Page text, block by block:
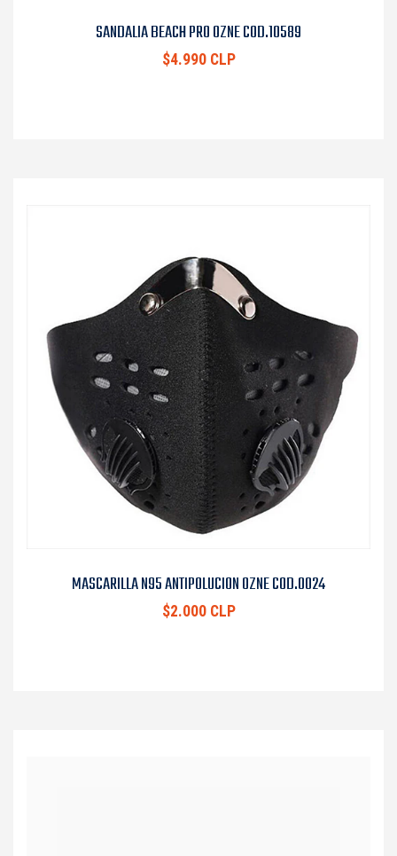
SANDALIA BEACH PRO OZNE COD.10589
$4.990 CLP
MASCARILLA N95 ANTIPOLUCION OZNE COD.0024
$2.000 CLP